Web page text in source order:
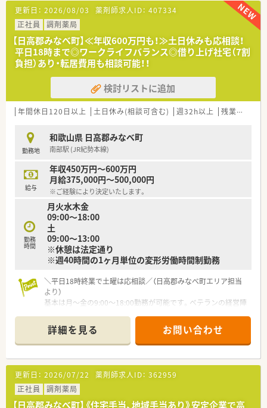
更新日： 2026/08/03 薬剤師求人ID： 407334
正社員
調剤薬局
【日高郡みなべ町】≪年収600万円も！≫土日休みも応相談！
平日18時まで◎ワークライフバランス◎借り上げ社宅（7割
負担）あり・転居費用も相談可能！！
検討リストに追加
年間休日120日以上 土日休み(相談可含む) 週32h以上 残業なし(ほぼなし含む)
勤務地
和歌山県 日高郡みなべ町
南部駅 (JR紀勢本線)
給与
年収450万円～600万円
月給375,000円～500,000円
※ご経験により決定いたします。
勤務
時間
月火水木金
09:00～18:00
土
09:00～13:00
※休憩は法定通り
※週40時間の1ヶ月単位の変形労働時間制勤務
＼平日18時終業で土曜は応相談／（日高郡みなべ町エリア担当
より）
基本は月〜金の9:00〜18:00勤務が可能です。ベテランの経営陣
上と抜群の働きやすさです。
＊------------------------------------------＊
【店舗情報と応需状況について】
■JR紀勢本線の南部駅から車で5分ほどの場所に位置しており、
敷地内に無料の専用駐車場があるためお車通勤が大変便利で
す。
■特定の病院やクリニックの門前ではなく、地域に根ざした面対
応の薬局として広域から様々な処方箋を受け付けています。
詳細を見る お問い合わせ
更新日： 2026/07/22 薬剤師求人ID： 362959
正社員
調剤薬局
【日高郡みなべ町】《住宅手当、地域手当あり》安定企業で高